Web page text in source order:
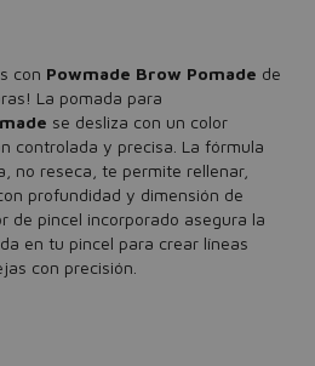
con Powmade Brow Pomade de
La pomada para
se desliza con un color
controlada y precisa. La fórmula
no reseca, te permite rellenar,
profundidad y dimensión de
de pincel incorporado asegura la
en tu pincel para crear líneas
con precisión.